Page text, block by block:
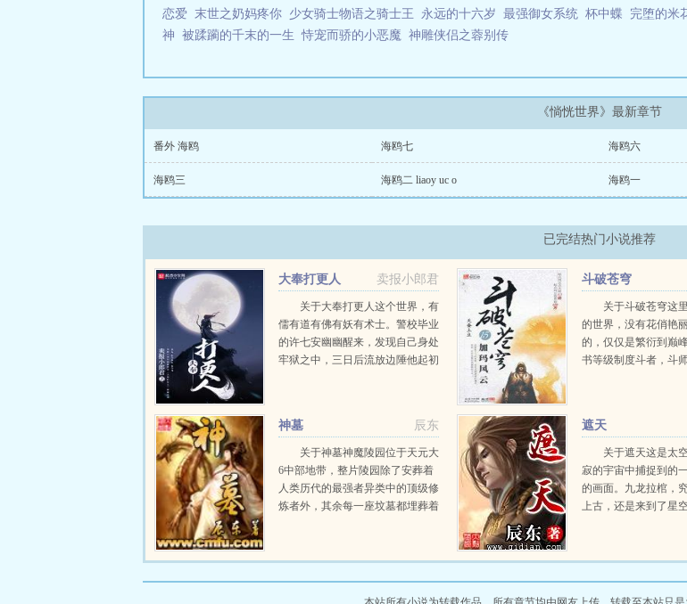
恋爱 末世之奶妈疼你 少女骑士物语之骑士王 永远的十六岁 最强御女系统 杯中蝶 完堕的米
神 被蹂躏的千末的一生 恃宠而骄的小恶魔 神雕侠侣之蓉别传
《惝恍世界》最新章节
番外 海鸥 海鸥七 海鸥六
海鸥三 海鸥二 liaoy uc o 海鸥一
已完结热门小说推荐
卖报小郎君
大奉打更人
关于大奉打更人这个世界，有
儒有道有佛有妖有术士。警校毕业
的许七安幽幽醒来，发现自己身处
牢狱之中，三日后流放边陲他起初
斗破苍穹
关于斗破苍穹这
的世界，没有花俏艳
的，仅仅是繁衍到巅
书等级制度斗者，斗
辰东
神墓
关于神墓神魔陵园位于天元大
6中部地带，整片陵园除了安葬着
人类历代的最强者异类中的顶级修
炼者外，其余每一座坟墓都埋葬着
死去万载岁月之后，从远古神墓中
遮天
关于遮天这是太
寂的宇宙中捕捉到的
的画面。九龙拉棺，
上古，还是来到了星
瀚海汹涌，欲望如深